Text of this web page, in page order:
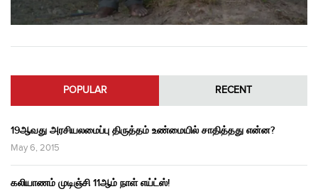
POPULAR RECENT
19ஆவது அரசியலமைப்பு திருத்தம் உண்மையில் சாதித்தது என்ன?
May 6, 2015
கலியாணம் முடிஞ்சி 11ஆம் நாள் எய்ட்ஸ்!